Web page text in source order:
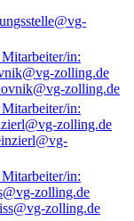
zolling.de
zolling.de